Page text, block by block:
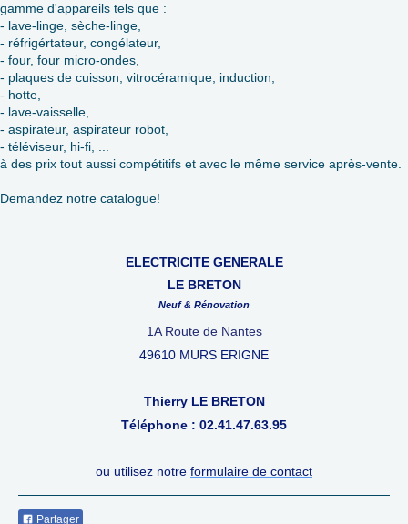
gamme d'appareils tels que :
- lave-linge, sèche-linge,
- réfrigértateur, congélateur,
- four, four micro-ondes,
- plaques de cuisson, vitrocéramique, induction,
- hotte,
- lave-vaisselle,
- aspirateur, aspirateur robot,
- téléviseur, hi-fi, ...
à des prix tout aussi compétitifs et avec le même service après-vente.
Demandez notre catalogue!
ELECTRICITE GENERALE
LE BRETON
Neuf & Rénovation
1A Route de Nantes
49610 MURS ERIGNE
Thierry LE BRETON
Téléphone : 02.41.47.63.95
ou utilisez notre formulaire de contact
Partager